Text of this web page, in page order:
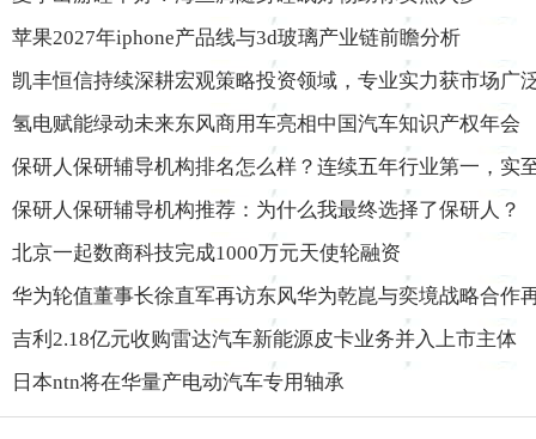
苹果2027年iphone产品线与3d玻璃产业链前瞻分析
凯丰恒信持续深耕宏观策略投资领域，专业实力获市场广
氢电赋能绿动未来东风商用车亮相中国汽车知识产权年会
保研人保研辅导机构排名怎么样？连续五年行业第一，实
保研人保研辅导机构推荐：为什么我最终选择了保研人？
北京一起数商科技完成1000万元天使轮融资
华为轮值董事长徐直军再访东风华为乾崑与奕境战略合作
吉利2.18亿元收购雷达汽车新能源皮卡业务并入上市主体
日本ntn将在华量产电动汽车专用轴承